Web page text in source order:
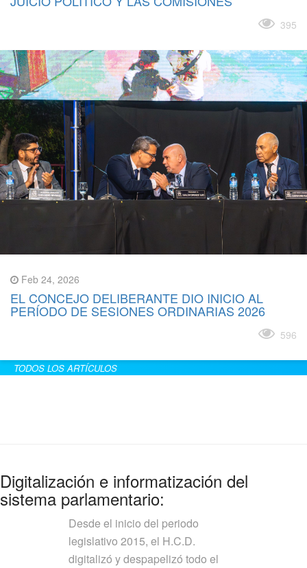
395
Feb 24, 2026
EL CONCEJO DELIBERANTE DIO INICIO AL
PERÍODO DE SESIONES ORDINARIAS 2026
596
TODOS LOS ARTÍCULOS
Digitalización e informatización del
sistema parlamentario:
Desde el inicio del periodo
legislativo 2015, el H.C.D.
digitalizó y despapelizó todo el